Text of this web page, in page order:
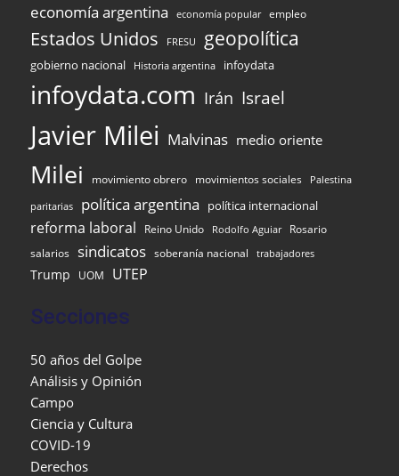
economía argentina
economía popular empleo
Estados Unidos FRESU geopolítica
gobierno nacional Historia argentina infoydata
infoydata.com Irán Israel
Javier Milei Malvinas medio oriente
Milei movimiento obrero movimientos sociales Palestina
paritarias política argentina política internacional
reforma laboral Reino Unido Rodolfo Aguiar Rosario
salarios sindicatos soberanía nacional trabajadores
Trump UOM UTEP
Secciones
50 años del Golpe
Análisis y Opinión
Campo
Ciencia y Cultura
COVID-19
Derechos